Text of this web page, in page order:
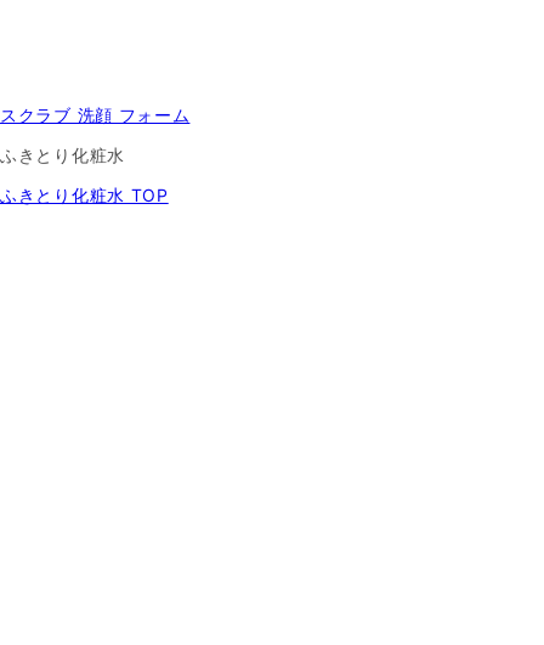
スクラブ 洗顔 フォーム
ふきとり化粧水
ふきとり化粧水 TOP